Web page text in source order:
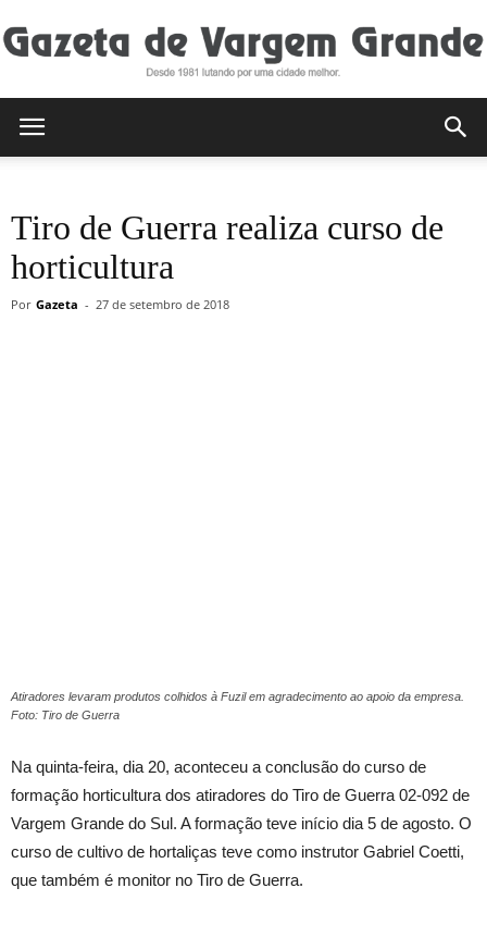
de
Tiro de Guerra realiza curso de
horticultura
Por Gazeta - 27 de setembro de 2018
Atiradores levaram produtos colhidos à Fuzil em agradecimento ao apoio da empresa.
Foto: Tiro de Guerra
Na quinta-feira, dia 20, aconteceu a conclusão do curso de
formação horticultura dos atiradores do Tiro de Guerra 02-092 de
Vargem Grande do Sul. A formação teve início dia 5 de agosto. O
curso de cultivo de hortaliças teve como instrutor Gabriel Coetti,
que também é monitor no Tiro de Guerra.